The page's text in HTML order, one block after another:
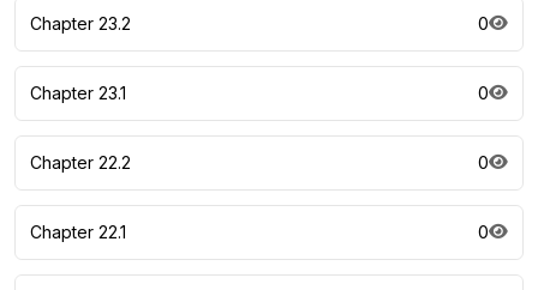
Chapter 23.2 0
Chapter 23.1 0
Chapter 22.2 0
Chapter 22.1 0